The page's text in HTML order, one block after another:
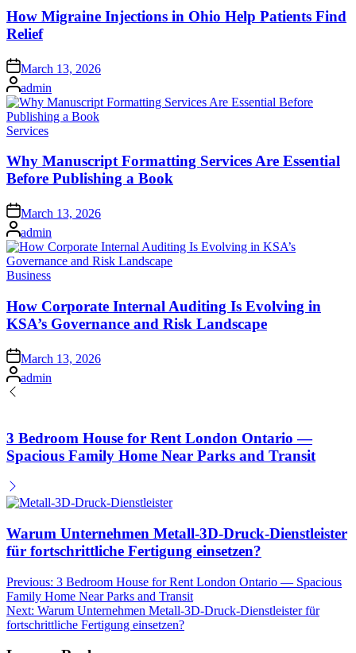
How Migraine Injections in Ohio Help Patients Find
Relief
Posted
on
March 13, 2026
Posted
by
admin
Posted
Services
Why Manuscript Formatting Services Are Essential
Before Publishing a Book
Posted
on
March 13, 2026
Posted
by
admin
Posted
Business
How Corporate Internal Auditing Is Evolving in
KSA’s Governance and Risk Landscape
Posted
on
March 13, 2026
Posted
by
admin
3 Bedroom House for Rent London Ontario —
Spacious Family Home Near Parks and Transit
Warum Unternehmen Metall-3D-Druck-Dienstleister
für fortschrittliche Fertigung einsetzen?
Post
navigation
Previous: 3 Bedroom House for Rent London Ontario — Spacious
Family Home Near Parks and Transit
Next: Warum Unternehmen Metall-3D-Druck-Dienstleister für
fortschrittliche Fertigung einsetzen?